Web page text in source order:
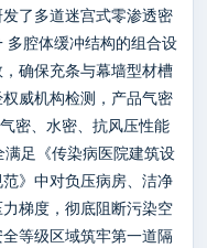
了多道迷宫式零渗透密
多腔体缓冲结构的组合设
确保充条与幕墙型材槽
威机构检测，产品气密
密、水密、抗风压性能
足《传染病医院建筑设
》中对负压病房、洁净
梯度，彻底阻断污染空
等级区域筑牢第一道隔